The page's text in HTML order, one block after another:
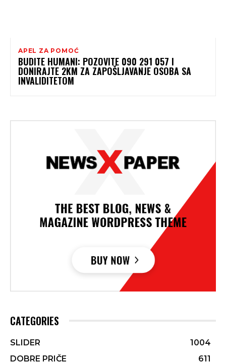
APEL ZA POMOĆ
BUDITE HUMANI: POZOVITE 090 291 057 I
DONIRAJTE 2KM ZA ZAPOŠLJAVANJE OSOBA SA
INVALIDITETOM
CATEGORIES
SLIDER
1004
DOBRE PRIČE
611